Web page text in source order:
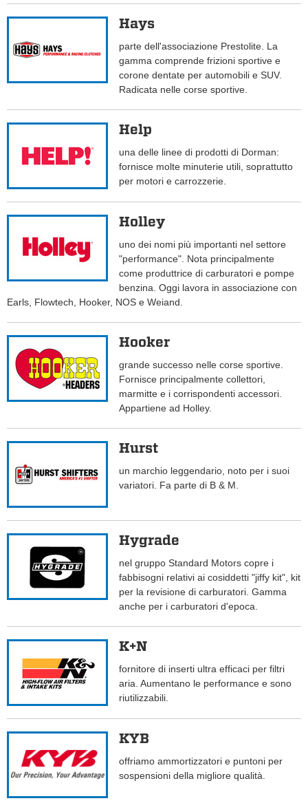
Hays
parte dell'associazione Prestolite. La
gamma comprende frizioni sportive e
corone dentate per automobili e SUV.
Radicata nelle corse sportive.
Help
una delle linee di prodotti di Dorman:
fornisce molte minuterie utili, soprattutto
per motori e carrozzerie.
Holley
uno dei nomi più importanti nel settore
"performance". Nota principalmente
come produttrice di carburatori e pompe
benzina. Oggi lavora in associazione con
Earls, Flowtech, Hooker, NOS e Weiand.
Hooker
grande successo nelle corse sportive.
Fornisce principalmente collettori,
marmitte e i corrispondenti accessori.
Appartiene ad Holley.
Hurst
un marchio leggendario, noto per i suoi
variatori. Fa parte di B & M.
Hygrade
nel gruppo Standard Motors copre i
fabbisogni relativi ai cosiddetti "jiffy kit", kit
per la revisione di carburatori. Gamma
anche per i carburatori d'epoca.
K+N
fornitore di inserti ultra efficaci per filtri
aria. Aumentano le performance e sono
riutilizzabili.
KYB
offriamo ammortizzatori e puntoni per
sospensioni della migliore qualità.